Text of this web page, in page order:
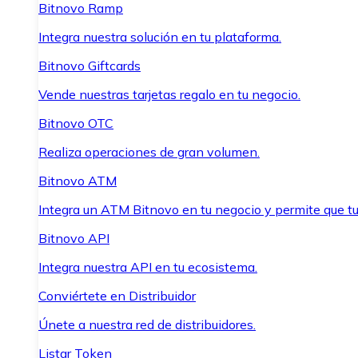
Bitnovo Ramp
Integra nuestra solución en tu plataforma.
Bitnovo Giftcards
Vende nuestras tarjetas regalo en tu negocio.
Bitnovo OTC
Realiza operaciones de gran volumen.
Bitnovo ATM
Integra un ATM Bitnovo en tu negocio y permite que
Bitnovo API
Integra nuestra API en tu ecosistema.
Conviértete en Distribuidor
Únete a nuestra red de distribuidores.
Listar Token